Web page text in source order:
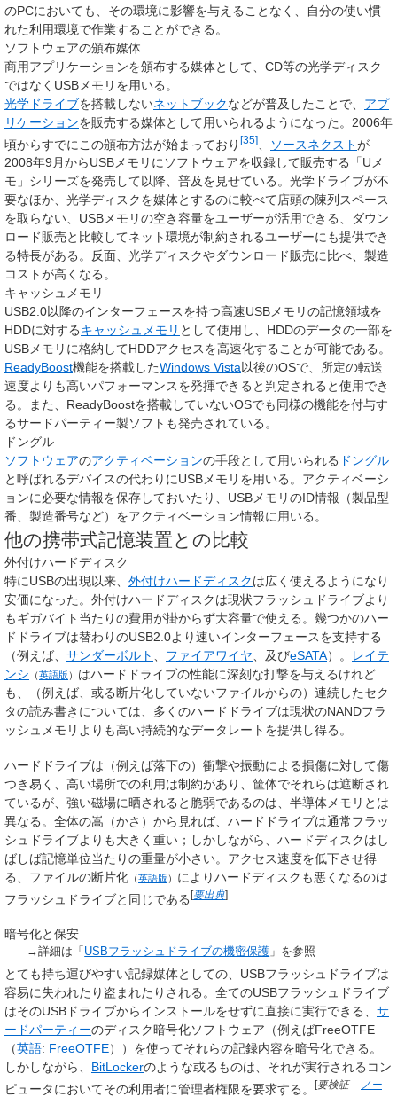
のPCにおいても、その環境に影響を与えることなく、自分の使い慣
れた利用環境で作業することができる。
ソフトウェアの頒布媒体
商用アプリケーションを頒布する媒体として、CD等の光学ディスク
ではなくUSBメモリを用いる。
光学ドライブを搭載しないネットブックなどが普及したことで、 アプ
リケーションを販売する媒体として用いられるようになった。2006年
頃からすでにこの頒布方法が始まっており [35] ソースネクストが
2008年9月からUSBメモリにソフトウェアを収録して販売する「Uメ
モ」シリーズを発売して以降、普及を見せている。光学ドライブが不
要なほか、光学ディスクを媒体とするのに較べて店頭の陳列スペース
を取らない、USBメモリの空き容量をユーザーが活用できる、ダウン
ロード販売と比較してネット環境が制約されるユーザーにも提供でき
る特長がある。反面、光学ディスクやダウンロード販売に比べ、製造
コストが高くなる。
キャッシュメモリ
USB2.0以降のインターフェースを持つ高速USBメモリの記憶領域を
HDDに対するキャッシュメモリ として使用し、HDDのデータの一部を
USBメモリに格納してHDDアクセスを高速化することが可能である。
ReadyBoost機能を搭載したWindows Vista以後のOSで、所定の転送
速度よりも高いパフォーマンスを発揮できると判定されると使用でき
る。また、ReadyBoostを搭載していないOSでも同様の機能を付与す
るサードパーティー製ソフトも発売されている。
ドングル
ソフトウェアのアクティベーションの手段として用いられる ドングル
と呼ばれるデバイスの代わりにUSBメモリを用いる。アクティベーシ
ョンに必要な情報を保存しておいたり、USBメモリのID情報（製品型
番、製造番号など）をアクティベーション情報に用いる。
他の携帯式記憶装置との比較
外付けハードディスク
特にUSBの出現以来、 外付けハードディスクは広く使えるようになり
安価になった。外付けハードディスクは現状フラッシュドライブより
もギガバイト当たりの費用が掛からず大容量で使える。幾つかのハー
ドドライブは替わりのUSB2.0より速いインターフェースを支持する
（例えば、 サンダーボルト 、 ファイアワイヤ、及びeSATA）。
レイテ
ンシ （英語版 ） はハードドライブの性能に深刻な打撃を与えるけれど
も、（例えば、或る断片化していないファイルからの）連続したセク
タの読み書きについては、多くのハードドライブは現状のNANDフラ
ッシュメモリよりも高い持続的なデータレートを提供し得る。
ハードドライブは（例えば落下の）衝撃や振動による損傷に対して傷
つき易く、高い場所での利用は制約があり、筐体でそれらは遮断され
ているが、強い磁場に晒されると脆弱であるのは、半導体メモリとは
異なる。全体の嵩（かさ）から見れば、ハードドライブは通常フラッ
シュドライブよりも大きく重い；しかしながら、ハードディスクはし
ばしば記憶単位当たりの重量が小さい。アクセス速度を低下させ得
る、ファイルの断片化 （英語版 ） によりハードディスクも悪くなるのは
フラッシュドライブと同じである[要出典]
暗号化と保安
→詳細は「 USBフラッシュドライブの機密保護 」を参照
とても持ち運びやすい記録媒体としての、USBフラッシュドライブは
容易に失われたり盗まれたりされる。全てのUSBフラッシュドライブ
はそのUSBドライブからインストールをせずに直接に実行できる、 サ
ードパーティーのディスク暗号化ソフトウェア（例えばFreeOTFE
（英語: FreeOTFE）
）を使ってそれらの記録内容を暗号化できる。
しかしながら、 BitLockerのような或るものは、それが実行されるコン
ピュータにおいてその利用者に管理者権限を要求する。
[要検証– ノー